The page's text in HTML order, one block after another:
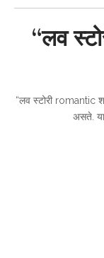
“लव
“लव स्टोरी romantic
असते.